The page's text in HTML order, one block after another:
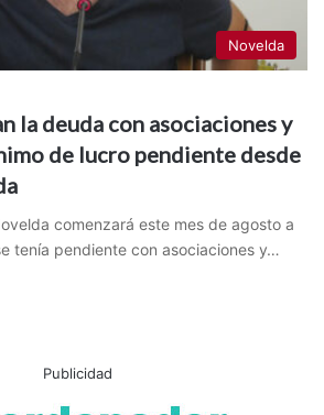
Novelda
la deuda con asociaciones y
de lucro pendiente desde
comenzará este mes de agosto a
tenía pendiente con asociaciones y…
Publicidad